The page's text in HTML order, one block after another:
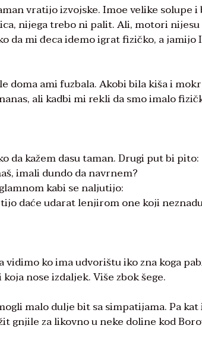
vratijo izvojske. Imoe velike solupe i
nijega trebo ni palit. Ali, motori nijesu
da mi đeca idemo igrat fizičko, a jamijo
doma ami fuzbala. Akobi bila kiša i
ali kadbi mi rekli da smo imalo
da kažem dasu taman. Drugi put bi pito:
imali dundo da navrnem?
kabi se naljutijo:
daće udarat lenjirom one koji
ko ima udvorištu iko zna koga
nose izdaljek. Više zbok šege.
malo dulje bit sa simpatijama. Pa
gnjile za likovno u neke doline kod